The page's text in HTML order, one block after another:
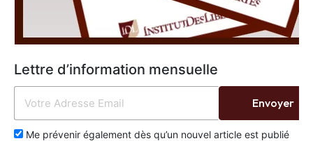
Lettre d’information mensuelle
Me prévenir également dès qu’un nouvel article est publié
Envoyer